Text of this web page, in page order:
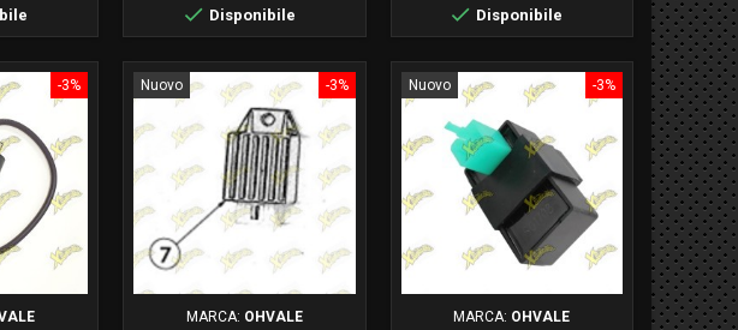
 Disponibile  Disponibile
-3% -3%
Nuovo
MARCA: OHVALE
-3%
Nuovo
MARCA: OHVALE